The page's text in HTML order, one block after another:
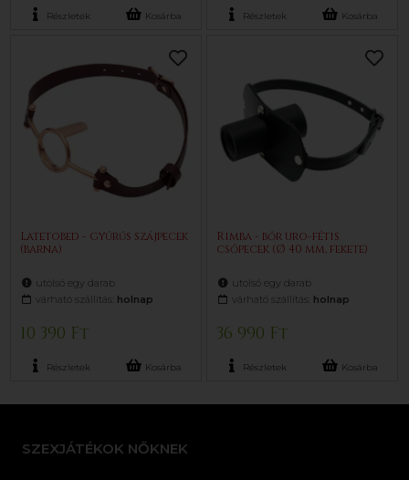
Részletek Kosárba Részletek Kosárba
Latetobed - gyűrűs szájpecek
(barna)
utolsó egy darab
várható szállítás: holnap
10 390 Ft
Részletek Kosárba
Rimba - bőr uro-fétis
csőpecek (Ø 40 mm, fekete)
utolsó egy darab
várható szállítás: holnap
36 990 Ft
Részletek Kosárba
SZEXJÁTÉKOK NŐKNEK